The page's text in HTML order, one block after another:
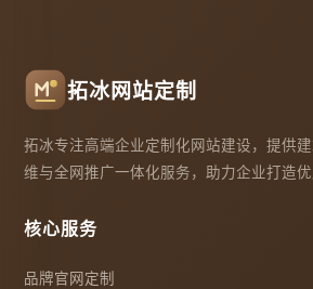
拓冰网站定制
拓冰专注高端企业定制化网站建设，提供
维与全网推广一体化服务，助力企业打造优
核心服务
品牌官网定制